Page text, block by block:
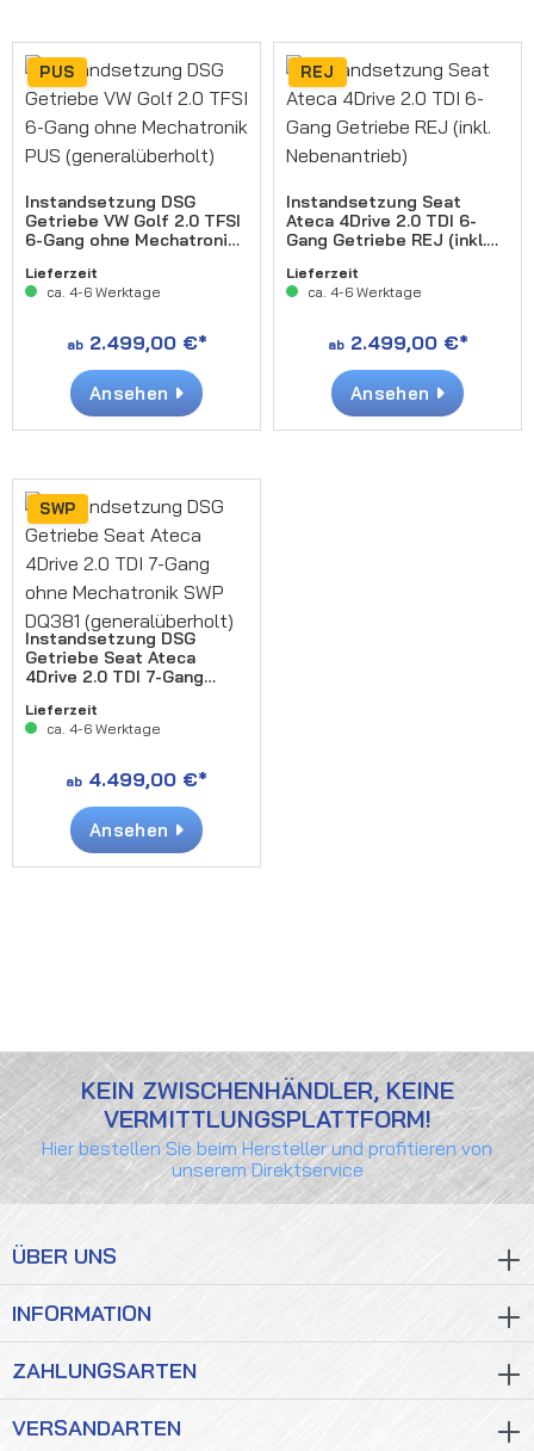
PUS
Instandsetzung DSG
Getriebe VW Golf 2.0 TFSI
6-Gang ohne Mechatronik
Lieferzeit
ca. 4-6 Werktage
ab2.499,00 €*
Ansehen
REJ
Instandsetzung Seat
Ateca 4Drive 2.0 TDI 6-
Gang Getriebe REJ (inkl.
Lieferzeit
ca. 4-6 Werktage
ab2.499,00 €*
Ansehen
SWP
Instandsetzung DSG
Getriebe Seat Ateca
4Drive 2.0 TDI 7-Gang
DQ381 (generalüberholt)
Lieferzeit
ca. 4-6 Werktage
ab 4.499,00 €*
Ansehen
KEIN ZWISCHENHÄNDLER, KEINE
VERMITTLUNGSPLATTFORM!
Hier bestellen Sie beim Hersteller und profitieren von
unserem Direktservice
ÜBER UNS
INFORMATION
ZAHLUNGSARTEN
VERSANDARTEN